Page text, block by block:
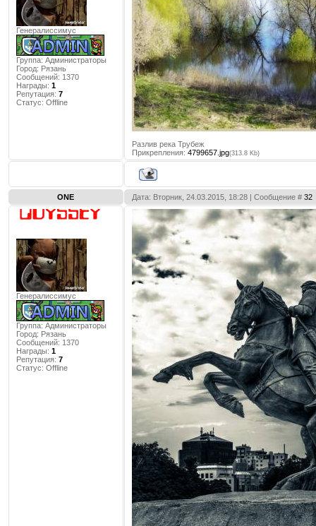
Генералиссимус
Группа: Администраторы
Город: Рязань
Сообщений: 1370
Награды: 1
Репутация: 7
Статус: Offline
Разлив река Трубеж
Прикрепления: 4799657.jpg(313.8 Kb)
ONE Дата: Вторник, 24.03.2015, 18:28 | Сообщение # 32
Генералиссимус
Группа: Администраторы
Город: Рязань
Сообщений: 1370
Награды: 1
Репутация: 7
Статус: Offline